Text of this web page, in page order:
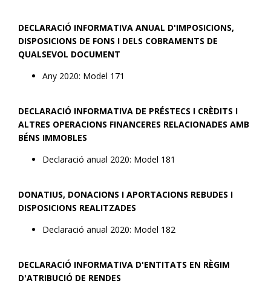
DECLARACIÓ INFORMATIVA ANUAL D'IMPOSICIONS,
DISPOSICIONS DE FONS I DELS COBRAMENTS DE
QUALSEVOL DOCUMENT
Any 2020: Model 171
DECLARACIÓ INFORMATIVA DE PRÉSTECS I CRÈDITS I
ALTRES OPERACIONS FINANCERES RELACIONADES AMB
BÉNS IMMOBLES
Declaració anual 2020: Model 181
DONATIUS, DONACIONS I APORTACIONS REBUDES I
DISPOSICIONS REALITZADES
Declaració anual 2020: Model 182
DECLARACIÓ INFORMATIVA D'ENTITATS EN RÈGIM
D'ATRIBUCIÓ DE RENDES